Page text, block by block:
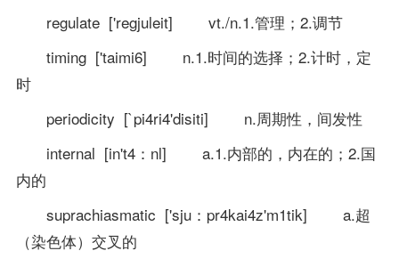
regulate ['regjuleit] vt./n.1.管理；2.调节
timing ['taimi6] n.1.时间的选择；2.计时，定
时
periodicity [`pi4ri4'disiti] n.周期性，间发性
internal [in't4：nl] a.1.内部的，内在的；2.国
内的
suprachiasmatic ['sju：pr4kai4z'm1tik] a.超
（染色体）交叉的